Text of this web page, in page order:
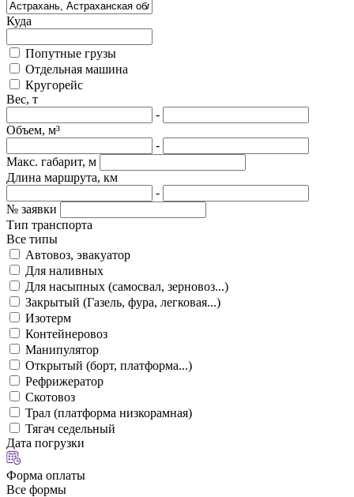
Куда
Попутные грузы
Отдельная машина
Кругорейс
Вес, т
-
Объем, м³
-
Макс. габарит, м
Длина маршрута, км
-
№ заявки
Тип транспорта
Все типы
Автовоз, эвакуатор
Для наливных
Для насыпных (самосвал, зерновоз...)
Закрытый (Газель, фура, легковая...)
Изотерм
Контейнеровоз
Манипулятор
Открытый (борт, платформа...)
Рефрижератор
Скотовоз
Трал (платформа низкорамная)
Тягач седельный
Дата погрузки
Форма оплаты
Все формы